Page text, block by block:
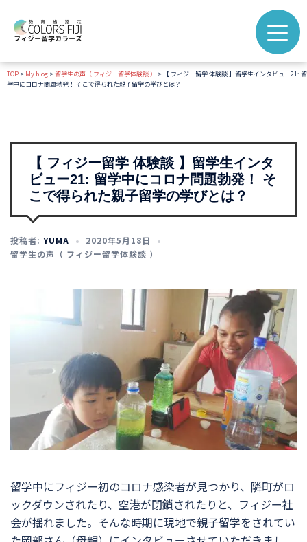
TOP > My blog >留学生の声（ フィジー留学体験談 ） >
【 フィジー留学 体験談 】留学生インタビュー21: 留
学中にコロナ問題勃発！ そこで得られた親子留学の学びとは？
【 フィジー留学 体験談 】留学生インタ
ビュー21: 留学中にコロナ問題勃発！ そ
こで得られた親子留学の学びとは？
投稿者: YUMA
2020年5月18日
留学生の声（ フィジー留学体験談 ）
留学中にフィジー初のコロナ感染者が見つかり、隣町がロ
ックダウンされたり、空港が閉鎖されたりと、フィジー社
会が揺れました。そんな時期に現地で親子留学をされてい